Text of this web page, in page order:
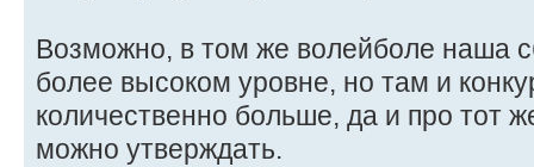
Возможно, в том же волейболе наша
более высоком уровне, но там и
количественно больше, да и про тот
можно утверждать.